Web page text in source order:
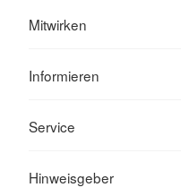
Mitwirken
Informieren
Service
Hinweisgeber